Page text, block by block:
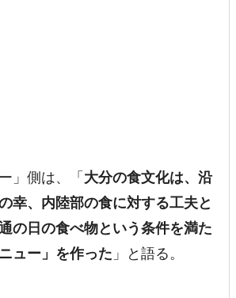
」側は、「 大分の食文化は、沿
幸、内陸部の食に対する工夫と
の日の食べ物という条件を満た
ュー」を作った 」と語る。